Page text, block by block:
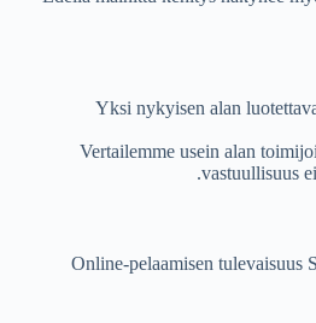
Yksi nykyisen alan
Vertailemme usein alan
vastuullisuus
Online-pelaamisen tulevaisuus